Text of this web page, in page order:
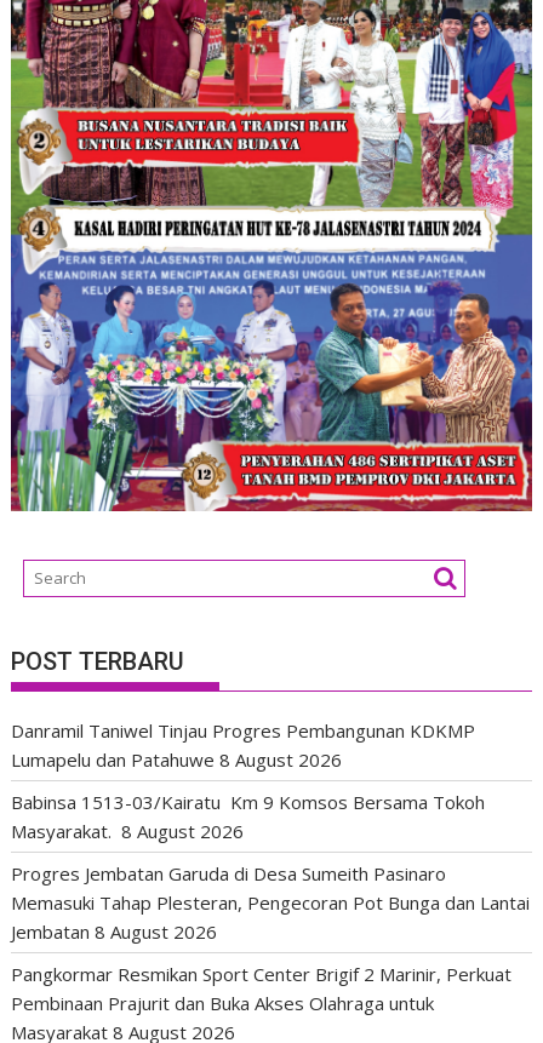
POST TERBARU
Danramil Taniwel Tinjau Progres Pembangunan KDKMP
Lumapelu dan Patahuwe 8 August 2026
Babinsa 1513-03/Kairatu Km 9 Komsos Bersama Tokoh
Masyarakat. 8 August 2026
Progres Jembatan Garuda di Desa Sumeith Pasinaro
Memasuki Tahap Plesteran, Pengecoran Pot Bunga dan Lantai
Jembatan 8 August 2026
Pangkormar Resmikan Sport Center Brigif 2 Marinir, Perkuat
Pembinaan Prajurit dan Buka Akses Olahraga untuk
Masyarakat 8 August 2026